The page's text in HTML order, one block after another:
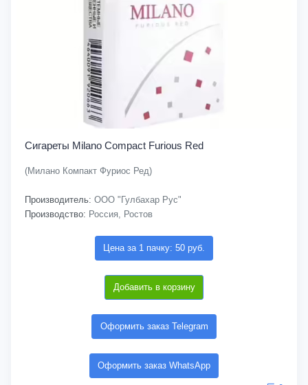
Сигареты Milano Compact Furious Red
(Милано Компакт Фуриос Ред)
Производитель: ООО "Гулбахар Рус"
Производство: Россия, Ростов
Цена за 1 пачку: 50 руб.
Добавить в корзину
Оформить заказ Telegram
Оформить заказ WhatsApp